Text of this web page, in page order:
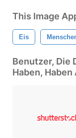
This Image
Eis
Benutzer, Die
Haben,